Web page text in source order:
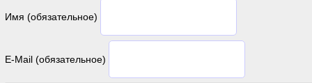
Имя (обязательное)
E-Mail (обязательное)